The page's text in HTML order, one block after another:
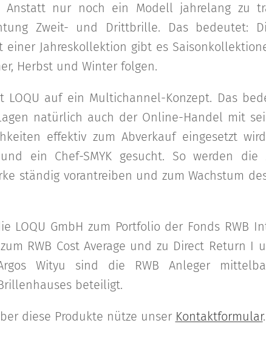
Anstatt nur noch ein Modell jahrelang zu
Zweit- und Drittbrille. Das bedeutet:
einer Jahreskollektion gibt es
Herbst und Winter folgen.
LOQU auf ein Multichannel-Konzept. Das
natürlich auch der Online-Handel mit
effektiv zum Abverkauf eingesetzt
ein Chef-SMYK gesucht. So werden die
ständig vorantreiben und zum Wachstum
LOQU GmbH zum Portfolio der Fonds RWB
RWB Cost Average und zu Direct Return I
Wityu sind die RWB Anleger
beteiligt.
diese Produkte nütze unser Kontaktformular.